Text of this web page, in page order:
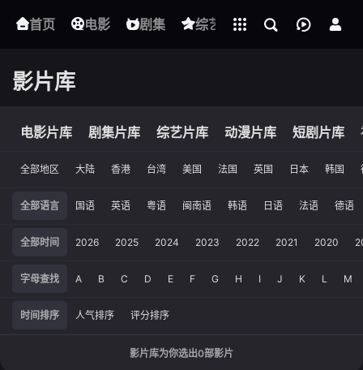
首页 电影 剧集 综艺 动漫 短剧
下载客户端
影片库
电影片库 剧集片库 综艺片库 动漫片库 短剧片库
全部地区 大陆 香港 台湾 美国 法国 英国 日本 韩国
全部语言 国语 英语 粤语 闽南语 韩语 日语 法语 德语
全部时间 2026 2025 2024 2023 2022 2021 2020
字母查找 A B C D E F G H I J K L M
时间排序 人气排序 评分排序
影片库为你选出0部影片